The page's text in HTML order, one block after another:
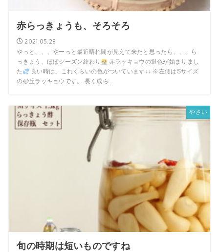
赤らっきょうも、そろそろ
2021.05.28
やっと、、、やーっと最近晴れ間が見えて来たと思ったら、、、ら
っきょう、ほぼシーズン終わり
赤ラッキョウの退色が始まりまし
た
良い時は、これくらいの色がついています↓↓ ※左側はSサイズ
の砂丘ラッキョウです。 長く成ら...
やさい
旬の時期は短いものですね